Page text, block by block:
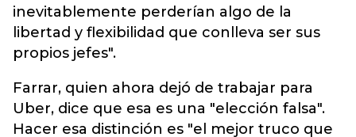
inevitablemente perderían algo de la
libertad y flexibilidad que conlleva ser sus
propios jefes".
Farrar, quien ahora dejó de trabajar para
Uber, dice que esa es una "elección falsa".
Hacer esa distinción es "el mejor truco que